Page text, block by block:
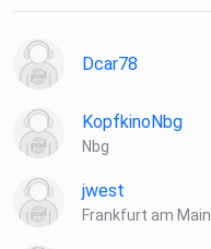
Dcar78
KopfkinoNbg
Nbg
jwest
Frankfurt am Main